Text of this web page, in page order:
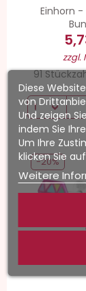
Einhorn -
zzgl.
91
-20%
Diese
von
Und zeigen
indem Sie
Um Ihre
klicken Sie
Weitere